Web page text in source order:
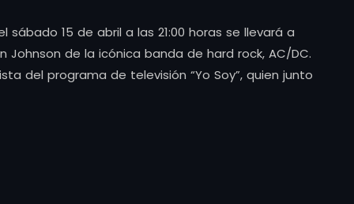
15 de abril a las 21:00 horas se llevará a
de la icónica banda de hard rock, AC/DC.
del programa de televisión “Yo Soy”, quien junto